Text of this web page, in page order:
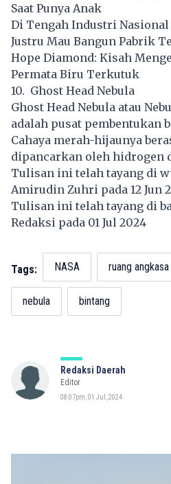
Saat Punya Anak
Di Tengah Industri Nasional
Justru Mau Bangun Pabrik
Hope Diamond: Kisah
Permata Biru Terkutuk
10. Ghost Head Nebula
Ghost Head Nebula atau
adalah pusat pembentukan
Cahaya merah-hijaunya
dipancarkan oleh hidrogen
Tulisan ini telah tayang di
Amirudin Zuhri pada 12 Jun
Tulisan ini telah tayang di
Redaksi pada 01 Jul 2024
Tags: NASA ruang angkasa
nebula bintang
Redaksi Daerah
Editor
08:07pm, 01 Jul, 2024